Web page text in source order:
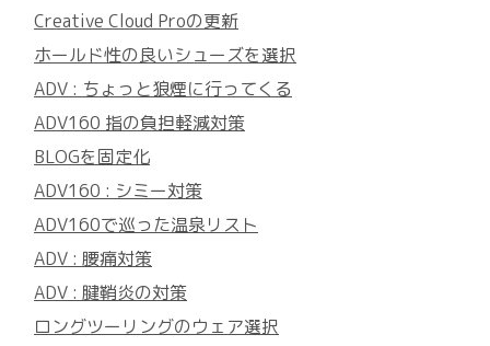
Creative Cloud Proの更新
ホールド性の良いシューズを選択
ADV : ちょっと狼煙に行ってくる
ADV160 指の負担軽減対策
BLOGを固定化
ADV160 : シミー対策
ADV160で巡った温泉リスト
ADV : 腰痛対策
ADV : 腱鞘炎の対策
ロングツーリングのウェア選択